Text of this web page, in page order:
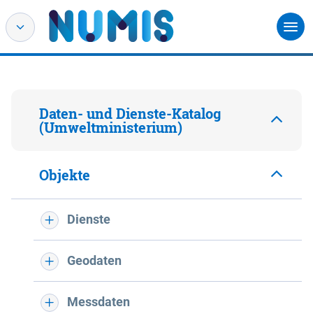
Daten- und Dienste-Katalog
(Umweltministerium)
Objekte
Dienste
Geodaten
Messdaten